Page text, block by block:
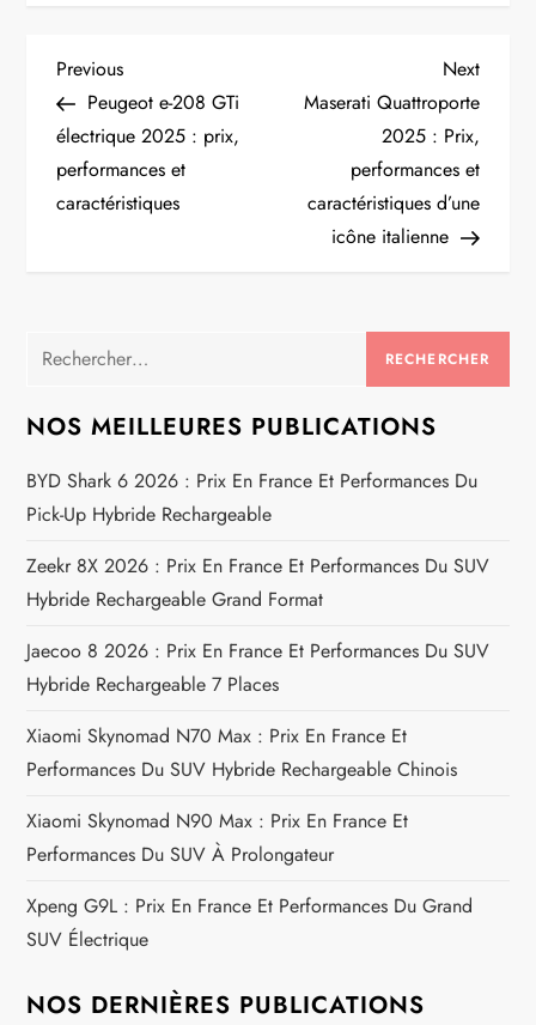
N
a
v
a
t
i
o
n
d
e
l
’
a
r
t
Previous
Post
Previous
Peugeot e-208 GTi
électrique 2025 : prix,
performances et
caractéristiques
Next
Post
Next
Maserati Quattroporte
2025 : Prix,
performances et
caractéristiques d’une
icône italienne
Rechercher :
NOS MEILLEURES PUBLICATIONS
BYD Shark 6 2026 : Prix En France Et Performances Du
Pick-Up Hybride Rechargeable
Zeekr 8X 2026 : Prix En France Et Performances Du SUV
Hybride Rechargeable Grand Format
Jaecoo 8 2026 : Prix En France Et Performances Du SUV
Hybride Rechargeable 7 Places
Xiaomi Skynomad N70 Max : Prix En France Et
Performances Du SUV Hybride Rechargeable Chinois
Xiaomi Skynomad N90 Max : Prix En France Et
Performances Du SUV À Prolongateur
Xpeng G9L : Prix En France Et Performances Du Grand
SUV Électrique
NOS DERNIÈRES PUBLICATIONS